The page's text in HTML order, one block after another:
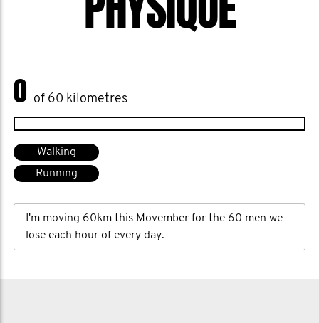
0 of 60 kilometres
Walking
Running
I'm moving 60km this Movember for the 60 men we
lose each hour of every day.